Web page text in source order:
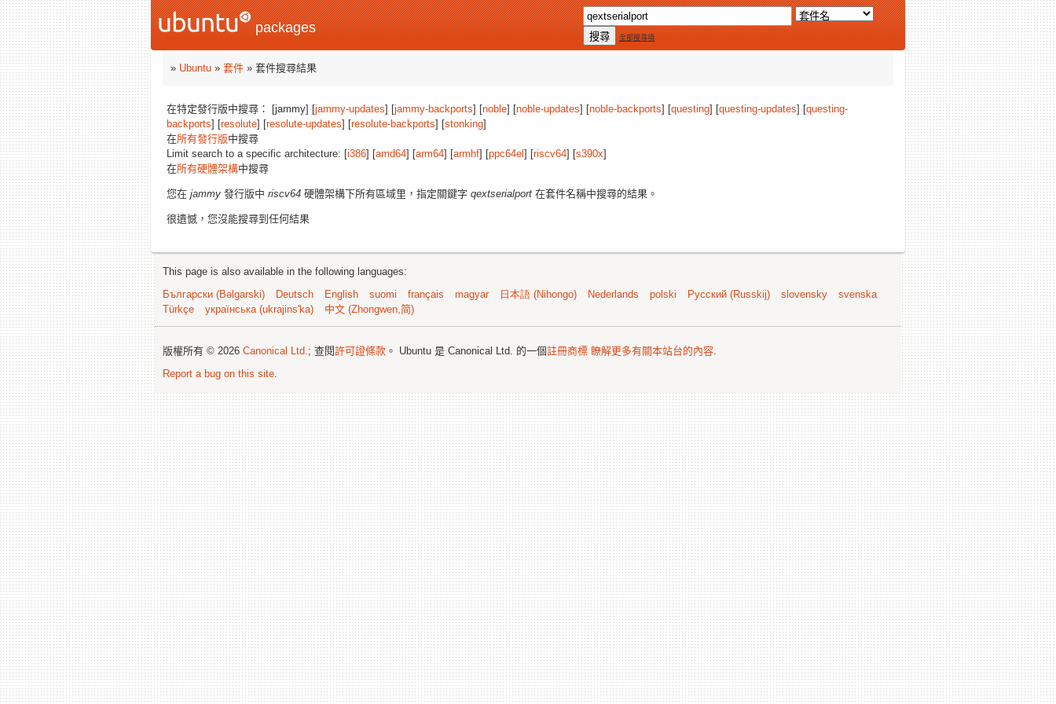
packages
全部搜尋項
» Ubuntu » 套件 » 套件搜尋結果
在特定發行版中搜尋： [jammy] [jammy-updates] [jammy-backports] [noble] [noble-updates] [noble-backports] [questing] [questing-updates] [questing-
backports] [resolute] [resolute-updates] [resolute-backports] [stonking]
在所有發行版中搜尋
Limit search to a specific architecture: [i386] [amd64] [arm64] [armhf] [ppc64el ] [riscv64] [s390x]
在所有硬體架構中搜尋
您在 jammy 發行版中 riscv64 硬體架構下所有區域里，指定關鍵字 qextserialport 在套件名稱中搜尋的結果。
很遺憾，您沒能搜尋到任何結果
This page is also available in the following languages:
Български (Bəlgarski)
Deutsch English suomi français magyar 日本語 (Nihongo) Nederlands polski Русский (Russkij) slovensky
svenska
Türkçe
українська (ukrajins'ka) 中文 (Zhongwen,简)
版權所有 © 2026 Canonical Ltd.; 查閱許可證條款 。 Ubuntu 是 Canonical Ltd. 的一個註冊商標 瞭解更多有關本站台的內容.
Report a bug on this site.